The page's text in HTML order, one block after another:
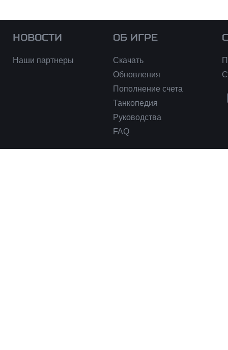
НОВОСТИ
Наши партнеры
ОБ ИГРЕ
Скачать
Обновления
Пополнение счета
Танкопедия
Руководства
FAQ